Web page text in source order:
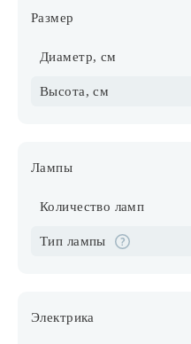
Размер
Диаметр, см
Высота, см
Лампы
Количество ламп
Тип лампы
Электрика